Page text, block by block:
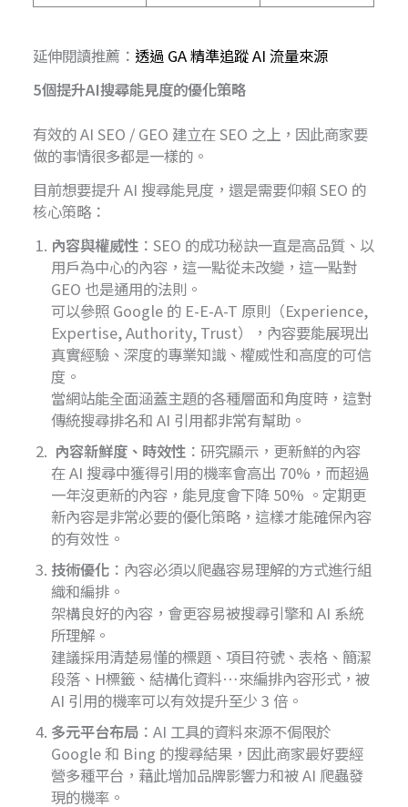
延伸閱讀推薦： 透過 GA 精準追蹤 AI 流量來源
5個提升AI搜尋能見度的優化策略
有效的 AI SEO / GEO 建立在 SEO 之上，因此商家要
做的事情很多都是一樣的。
目前想要提升 AI 搜尋能見度，還是需要仰賴 SEO 的
核心策略：
內容與權威性 ：SEO 的成功秘訣一直是高品質、以
用戶為中心的內容，這一點從未改變，這一點對
GEO 也是通用的法則。
可以參照 Google 的 E-E-A-T 原則（Experience,
Expertise, Authority, Trust），內容要能展現出
真實經驗、深度的專業知識、權威性和高度的可信
度。
當網站能全面涵蓋主題的各種層面和角度時，這對
傳統搜尋排名和 AI 引用都非常有幫助。
內容新鮮度、時效性 ：研究顯示，更新鮮的內容
在 AI 搜尋中獲得引用的機率會高出 70%，而超過
一年沒更新的內容，能見度會下降 50% 。定期更
新內容是非常必要的優化策略，這樣才能確保內容
的有效性。
技術優化 ：內容必須以爬蟲容易理解的方式進行組
織和編排。
架構良好的內容，會更容易被搜尋引擎和 AI 系統
所理解。
建議採用清楚易懂的標題、項目符號、表格、簡潔
段落、H標籤、結構化資料…來編排內容形式，被
AI 引用的機率可以有效提升至少 3 倍。
多元平台布局 ：AI 工具的資料來源不侷限於
Google 和 Bing 的搜尋結果，因此商家最好要經
營多種平台，藉此增加品牌影響力和被 AI 爬蟲發
現的機率。